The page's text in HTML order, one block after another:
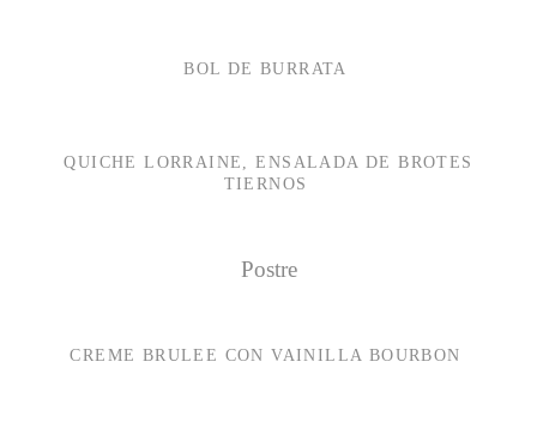
BOL DE BURRATA
QUICHE LORRAINE, ENSALADA DE BROTES
TIERNOS
Postre
CREME BRULEE CON VAINILLA BOURBON